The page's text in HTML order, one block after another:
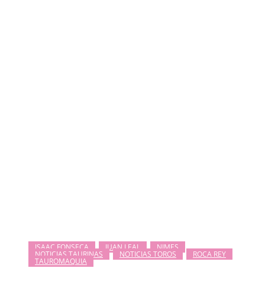
ISAAC FONSECA JUAN LEAL NIMES
NOTICIAS TAURINAS NOTICIAS TOROS ROCA REY
TAUROMAQUIA